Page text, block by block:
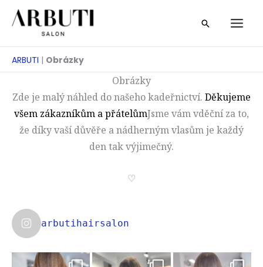
Přeskočit
Vyhledávání
ARBUTI | Obrázky
Obrázky
Zde je malý náhled do našeho kadeřnictví. Děkujeme
všem zákazníkům a přátelůmJsme vám vděční za to,
že díky vaší důvěře a nádherným vlasům je každý
den tak výjimečný.
♡
arbutihairsalon